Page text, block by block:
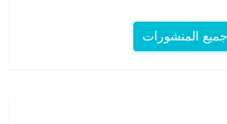
المنشورات